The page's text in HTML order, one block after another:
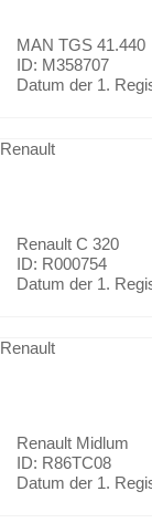
MAN TGS 41.440
ID: M358707
Datum der 1.
Renault
Renault C 320
ID: R000754
Datum der 1.
Renault
Renault Midlum
ID: R86TC08
Datum der 1.